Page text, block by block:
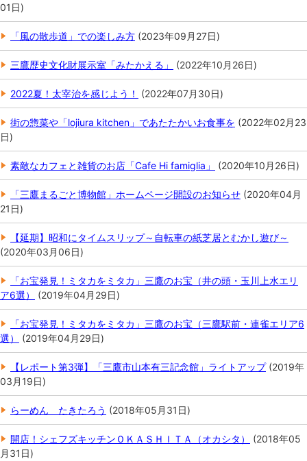
01日)
「風の散歩道」での楽しみ方 (2023年09月27日)
三鷹歴史文化財展示室「みたかえる」 (2022年10月26日)
2022夏！太宰治を感じよう！ (2022年07月30日)
街の惣菜や「lojiura kitchen」であたたかいお食事を (2022年02月23
日)
素敵なカフェと雑貨のお店「Cafe Hi famiglia」 (2020年10月26日)
「三鷹まるごと博物館」ホームページ開設のお知らせ (2020年04月
21日)
【延期】昭和にタイムスリップ～自転車の紙芝居とむかし遊び～
(2020年03月06日)
「お宝発見！ミタカをミタカ」三鷹のお宝（井の頭・玉川上水エリ
ア6選）
(2019年04月29日)
「お宝発見！ミタカをミタカ」三鷹のお宝（三鷹駅前・連雀エリア6
選）
(2019年04月29日)
【レポート第3弾】「三鷹市山本有三記念館」ライトアップ(2019年
03月19日)
らーめん たきたろう (2018年05月31日)
開店！シェフズキッチンＯＫＡＳＨＩＴＡ（オカシタ） (2018年05
月31日)